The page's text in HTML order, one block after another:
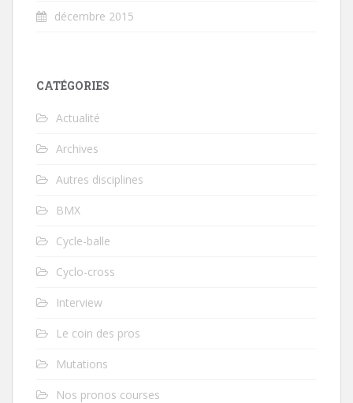
décembre 2015
CATÉGORIES
Actualité
Archives
Autres disciplines
BMX
Cycle-balle
Cyclo-cross
Interview
Le coin des pros
Mutations
Nos pronos courses